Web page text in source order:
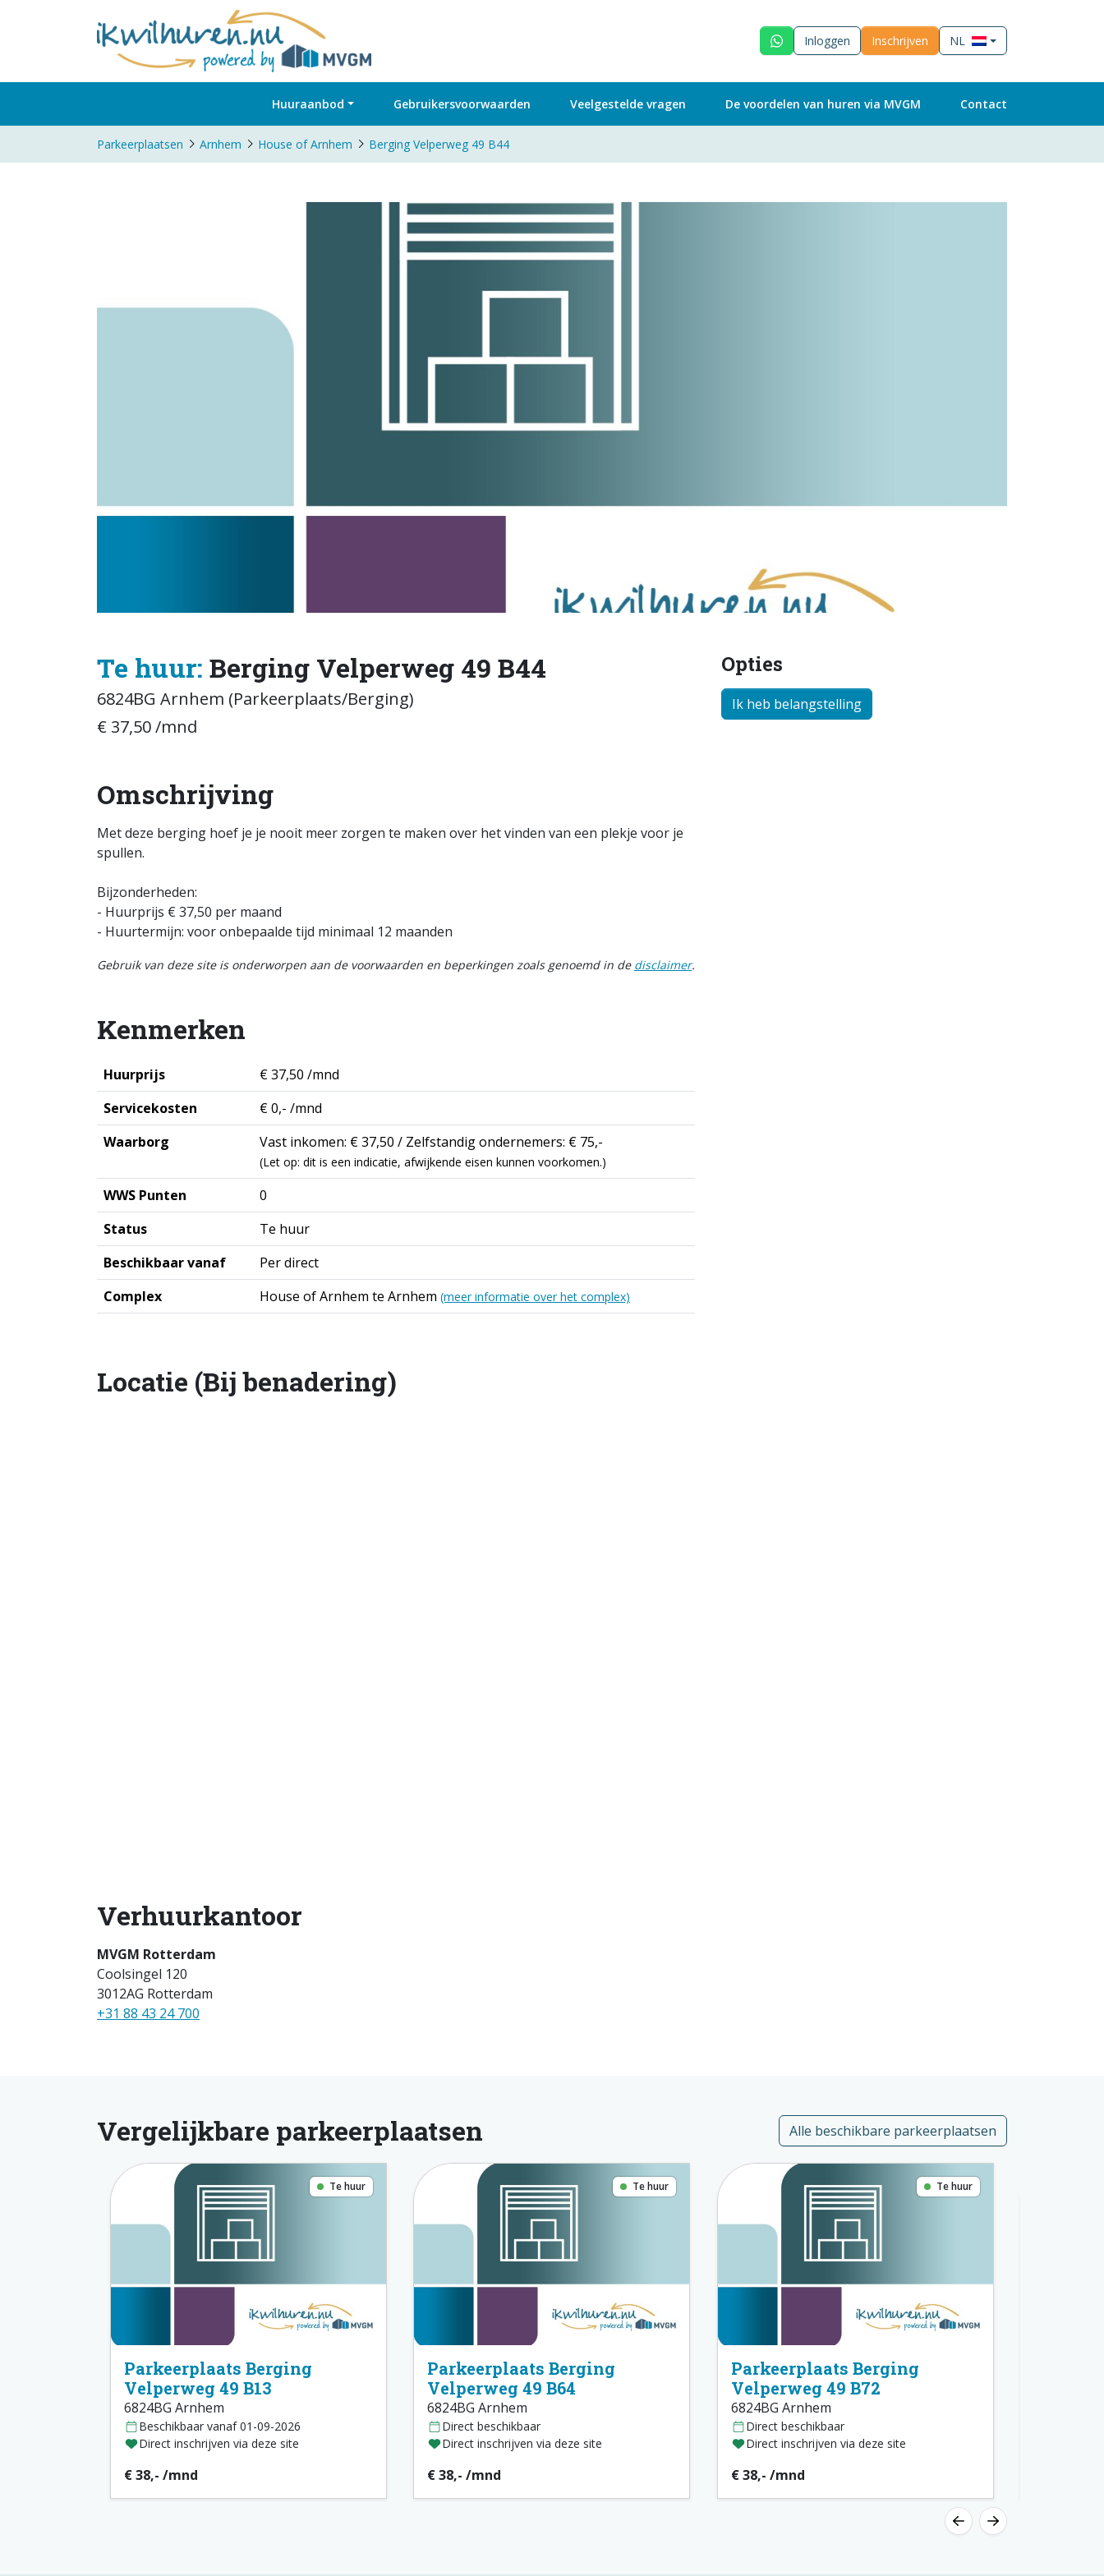
Inloggen Inschrijven NL
Huuraanbod Gebruikersvoorwaarden Veelgestelde vragen De voordelen van huren via MVGM Contact
Parkeerplaatsen Arnhem House of Arnhem Berging Velperweg 49 B44
Opties
Ik heb belangstelling
Te huur: Berging Velperweg 49 B44
6824BG Arnhem (Parkeerplaats/Berging)
€ 37,50 /mnd
Omschrijving
Met deze berging hoef je je nooit meer zorgen te maken over het vinden van een plekje voor je
spullen.
Bijzonderheden:
- Huurprijs € 37,50 per maand
- Huurtermijn: voor onbepaalde tijd minimaal 12 maanden
Gebruik van deze site is onderworpen aan de voorwaarden en beperkingen zoals genoemd in de disclaimer.
Kenmerken
Huurprijs
€ 37,50 /mnd
Servicekosten
€ 0,- /mnd
Waarborg
Vast inkomen: € 37,50 / Zelfstandig ondernemers: € 75,-
(Let op: dit is een indicatie, afwijkende eisen kunnen voorkomen.)
WWS Punten
0
Status
Te huur
Beschikbaar vanaf
Per direct
Complex
House of Arnhem te Arnhem (meer informatie over het complex)
Locatie (Bij benadering)
Verhuurkantoor
MVGM Rotterdam
Coolsingel 120
3012AG Rotterdam
+31 88 43 24 700
Vergelijkbare parkeerplaatsen Alle beschikbare parkeerplaatsen
Te huur
Parkeerplaats Berging
Velperweg 49 B13
6824BG Arnhem
Beschikbaar vanaf 01-09-2026
Direct inschrijven via deze site
€ 38,- /mnd
Te huur
Parkeerplaats Berging
Velperweg 49 B64
6824BG Arnhem
Direct beschikbaar
Direct inschrijven via deze site
€ 38,- /mnd
Te huur
Parkeerplaats Berging
Velperweg 49 B72
6824BG Arnhem
Direct beschikbaar
Direct inschrijven via deze site
€ 38,- /mnd